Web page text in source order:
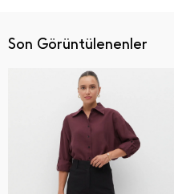
Son Görüntülenenler